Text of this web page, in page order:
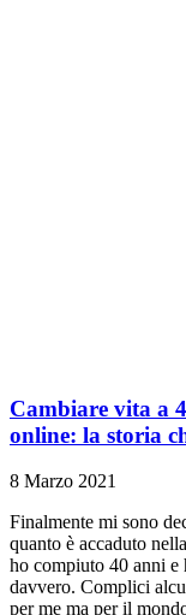
Cambiare vita a
online: la storia
8 Marzo 2021
Finalmente mi sono
quanto è accaduto
ho compiuto 40 anni e
davvero. Complici
per me ma per il